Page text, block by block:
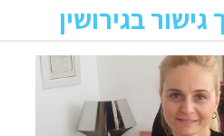
בגירושין